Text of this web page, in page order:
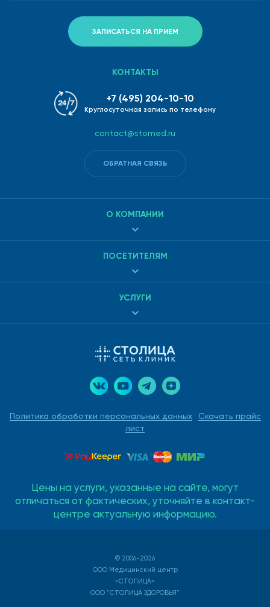
ЗАПИСАТЬСЯ НА ПРИЕМ
Политика обработки персональных данных
Скачать прайс
лист
О КОМПАНИИ
ПОСЕТИТЕЛЯМ
УСЛУГИ
КОНТАКТЫ
+7 (495) 204-10-10
Круглосуточная запись по телефону
contact@stomed.ru
ОБРАТНАЯ СВЯЗЬ
Цены на услуги, указанные на сайте, могут
отличаться от фактических, уточняйте в контакт-
центре актуальную информацию.
© 2006-2026
ООО Медицинский центр
«СТОЛИЦА»
ООО "СТОЛИЦА ЗДОРОВЬЯ"